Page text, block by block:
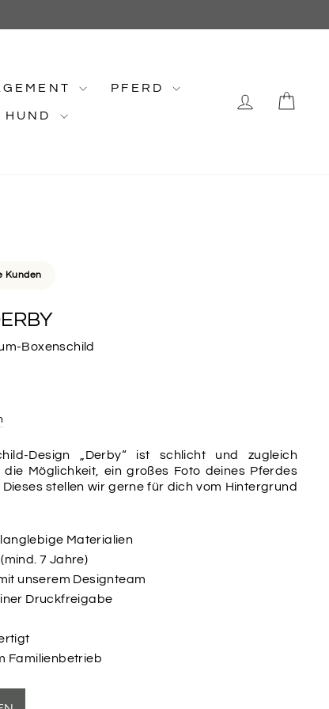
PFERD
HUND
Kunden
Boxenschild
Design „Derby“ ist schlicht und zugleich
Möglichkeit, ein großes Foto deines Pferdes
Dieses stellen wir gerne für dich vom Hintergrund
Materialien
7 Jahre)
unserem Designteam
Druckfreigabe
Familienbetrieb